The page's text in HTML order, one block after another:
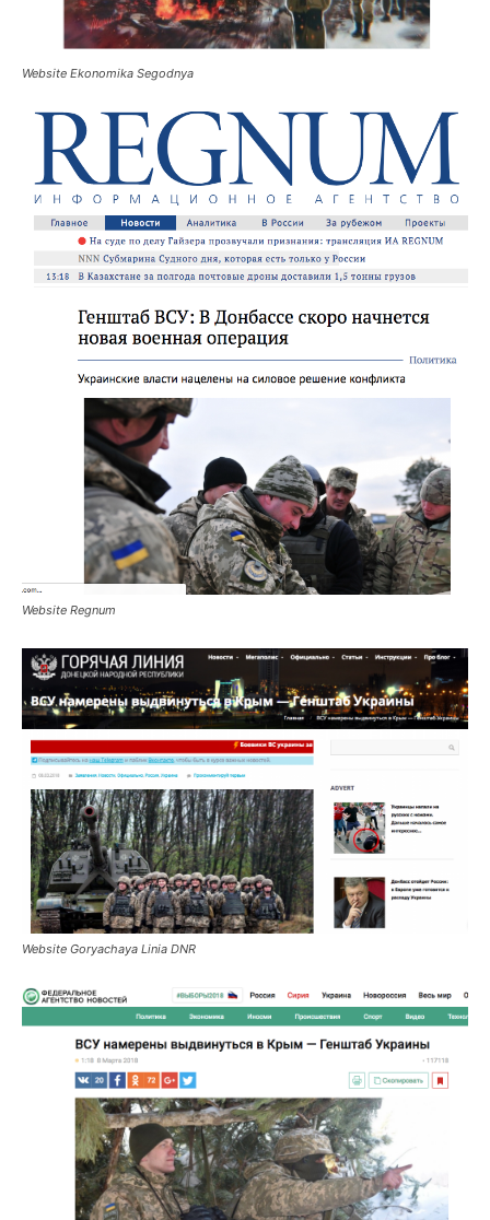
Website Ekonomika Segodnya
Website Regnum
Website Goryachaya Linia DNR